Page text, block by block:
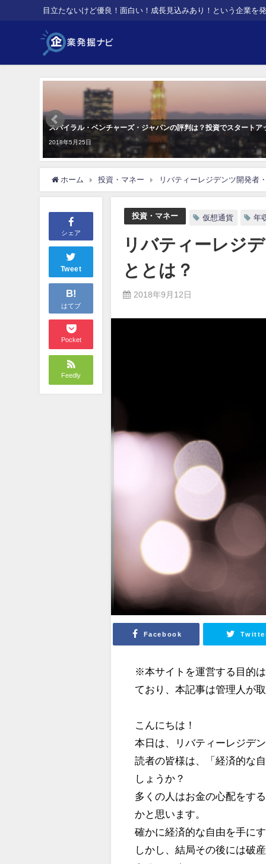
目立たないけど優良！面白い！成長見込みあり！という企業を
スパイラル・ベンチャーズ・ジャパンの評判は？投資でスタートア
2018年5月25日
ホーム 投資・マネー リバティーレジデンツ開発者
シェア
Tweet
B!
はてブ
Pocket
Feedly
投資・マネー 仮想通貨 年
リバティーレジ
ととは？
2018年9月12日
Facebook
※本サイトを運営する目的
ており、本記事は管理人が
こんにちは！
本日は、リバティーレジデ
読者の皆様は、「経済的な
しょうか？
多くの人はお金の心配をす
かと思います。
確かに経済的な自由を手に
しかし、結局その後には破